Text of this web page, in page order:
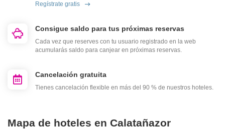
Regístrate gratis
Consigue saldo para tus próximas reservas
Cada vez que reserves con tu usuario registrado en la web
acumularás saldo para canjear en próximas reservas.
Cancelación gratuita
Tienes cancelación flexible en más del 90 % de nuestros hoteles.
Mapa de hoteles en Calatañazor